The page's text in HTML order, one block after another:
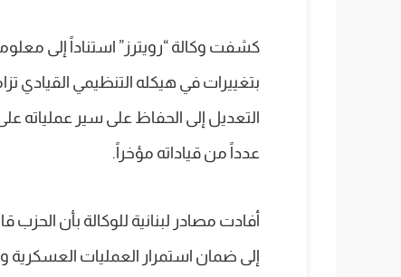
كشفت وكالة “رويترز” استناداً إلى
بتغييرات في هيكله التنظيمي القيادي
التعديل إلى الحفاظ على سير عملياته
عدداً من قياداته مؤخراً.
أفادت مصادر لبنانية للوكالة بأن
إلى ضمان استمرار العمليات